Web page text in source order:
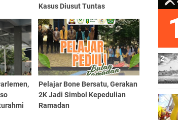
Kasus Diusut Tuntas
Pelajar Bone Bersatu, Gerakan
2K Jadi Simbol Kepedulian
Ramadan